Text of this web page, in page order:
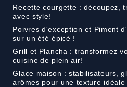
Recette courgette : découpez,
avec style!
Poivres d'exception et Piment
sur un été épicé !
Grill et Plancha : transformez
cuisine de plein air!
Glace maison : stabilisateurs,
arômes pour une texture idéale